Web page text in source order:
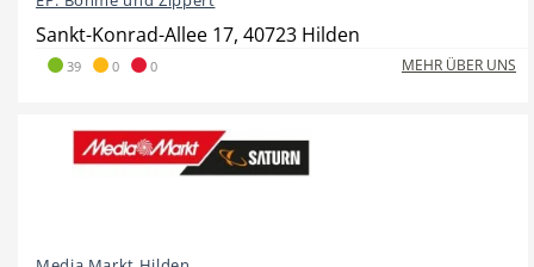
Beauty & Wellness
Sankt-Konrad-Allee 17, 40723 Hilden
39 0 0 MEHR ÜBER UNS